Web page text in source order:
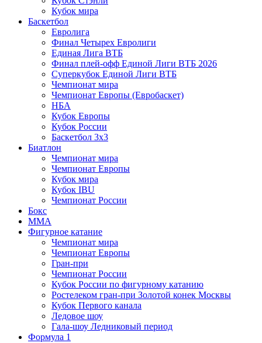
Кубок мира
Баскетбол
Евролига
Финал Четырех Евролиги
Единая Лига ВТБ
Финал плей-офф Единой Лиги ВТБ 2026
Суперкубок Единой Лиги ВТБ
Чемпионат мира
Чемпионат Европы (Евробаскет)
НБА
Кубок Европы
Кубок России
Баскетбол 3х3
Биатлон
Чемпионат мира
Чемпионат Европы
Кубок мира
Кубок IBU
Чемпионат России
Бокс
MMA
Фигурное катание
Чемпионат мира
Чемпионат Европы
Гран-при
Чемпионат России
Кубок России по фигурному катанию
Ростелеком гран-при Золотой конек Москвы
Кубок Первого канала
Ледовое шоу
Гала-шоу Ледниковый период
Формула 1